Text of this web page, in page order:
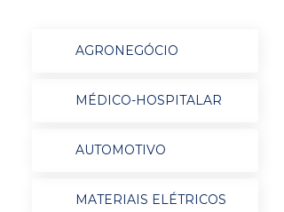
AGRONEGÓCIO
MÉDICO-HOSPITALAR
AUTOMOTIVO
MATERIAIS ELÉTRICOS